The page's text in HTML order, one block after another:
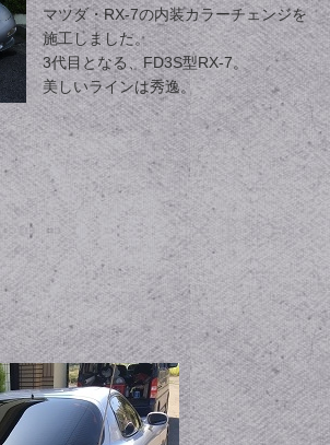
マツダ・RX-7の内装カラーチェンジを
施工しました。
3代目となる、FD3S型RX-7。
美しいラインは秀逸。